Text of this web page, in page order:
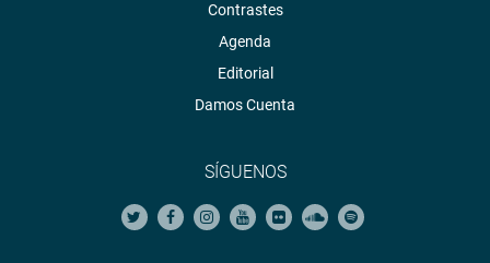
Contrastes
Agenda
Editorial
Damos Cuenta
SÍGUENOS